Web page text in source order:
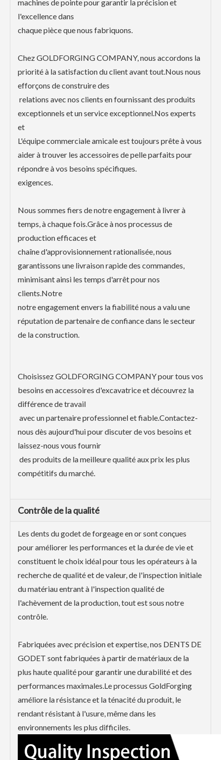
machines de pointe pour garantir la précision et
l'excellence dans
chaque pièce que nous fabriquons.
Chez GOLDFORGING COMPANY, nous accordons la
priorité à la satisfaction du client avant tout.Nous nous
efforçons de construire des
relations avec nos clients en fournissant des produits
exceptionnels et un service exceptionnel.Nos experts
et
L'équipe commerciale amicale est toujours prête à vous
aider à trouver les accessoires de pelle parfaits pour
répondre à vos besoins spécifiques.
exigences.
Nous sommes fiers de notre engagement à livrer à
temps, à chaque fois.Grâce à nos processus de
production efficaces et
chaîne d'approvisionnement rationalisée, nous
garantissons une livraison rapide des commandes,
minimisant ainsi les temps d'arrêt pour nos
clients.Notre
notre engagement envers la fiabilité nous a valu une
réputation de partenaire de confiance dans le secteur
de la construction.
Choisissez GOLDFORGING COMPANY pour tous vos
besoins en accessoires d'excavatrice et découvrez la
différence de travail
avec un partenaire professionnel et fiable.Contactez-
nous dès aujourd'hui pour discuter de vos besoins et
laissez-nous vous fournir
des produits de la meilleure qualité aux prix les plus
compétitifs du marché.
Contrôle de la qualité
Les dents du godet de forgeage en or sont conçues
pour améliorer les performances et la durée de vie et
constituent le choix idéal pour tous les opérateurs à la
recherche de qualité et de valeur, de l'inspection initiale
du matériau entrant à l'inspection qualité de
l'achèvement de la production, tout est sous notre
contrôle.
Fabriquées avec précision et expertise, nos DENTS DE
GODET sont fabriquées à partir de matériaux de la
plus haute qualité pour garantir une durabilité et des
performances maximales.Le processus GoldForging
améliore la résistance et la ténacité du produit, le
rendant résistant à l'usure, même dans les
environnements les plus difficiles.